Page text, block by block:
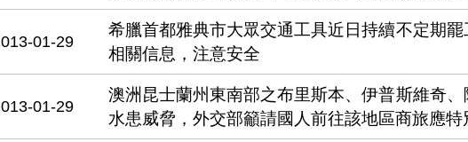
01-29
希臘首都雅典市大眾交通工具近日持續不定期
相關信息，注意安全
01-29
澳洲昆士蘭州東南部之布里斯本、伊普斯維奇
水患威脅，外交部籲請國人前往該地區商旅應特